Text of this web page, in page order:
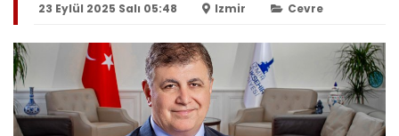
23 Eylül 2025 Salı 05:48 Izmir Cevre